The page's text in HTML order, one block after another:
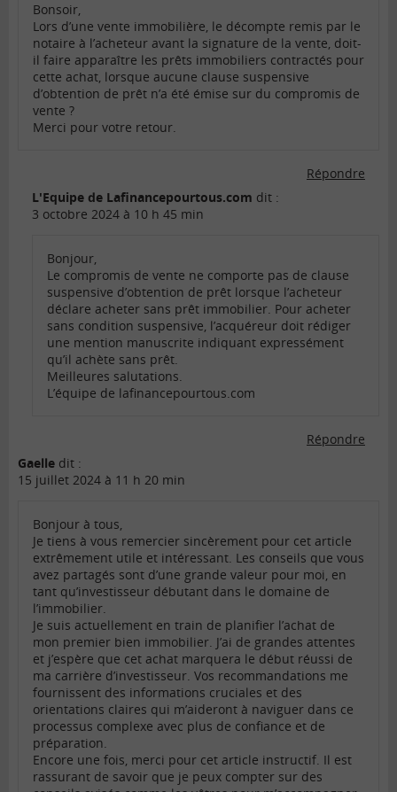
Bonsoir,
Lors d’une vente immobilière, le décompte remis par le
notaire à l’acheteur avant la signature de la vente, doit-
il faire apparaître les prêts immobiliers contractés pour
cette achat, lorsque aucune clause suspensive
d’obtention de prêt n’a été émise sur du compromis de
vente ?
Merci pour votre retour.
Répondre
L'Equipe de Lafinancepourtous.com dit :
3 octobre 2024 à 10 h 45 min
Bonjour,
Le compromis de vente ne comporte pas de clause
suspensive d’obtention de prêt lorsque l’acheteur
déclare acheter sans prêt immobilier. Pour acheter
sans condition suspensive, l’acquéreur doit rédiger
une mention manuscrite indiquant expressément
qu’il achète sans prêt.
Meilleures salutations.
L’équipe de lafinancepourtous.com
Répondre
Gaelle dit :
15 juillet 2024 à 11 h 20 min
Bonjour à tous,
Je tiens à vous remercier sincèrement pour cet article
extrêmement utile et intéressant. Les conseils que vous
avez partagés sont d’une grande valeur pour moi, en
tant qu’investisseur débutant dans le domaine de
l’immobilier.
Je suis actuellement en train de planifier l’achat de
mon premier bien immobilier. J’ai de grandes attentes
et j’espère que cet achat marquera le début réussi de
ma carrière d’investisseur. Vos recommandations me
fournissent des informations cruciales et des
orientations claires qui m’aideront à naviguer dans ce
processus complexe avec plus de confiance et de
préparation.
Encore une fois, merci pour cet article instructif. Il est
rassurant de savoir que je peux compter sur des